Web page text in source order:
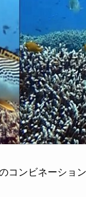
コンビネーショ